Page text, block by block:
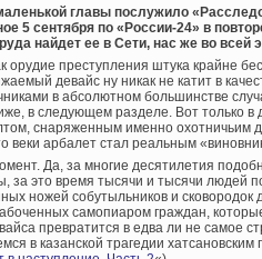
главы послужило
5 сентября по «России-24» в
найдет ее в Сети, нас же во всей
орудие преступления штука крайне
девайс ну никак не катит в
в абсолютном большинстве
в следующем разделе. Вот только
снаряженным именно охотничьим
веки арбалет стал реальным
Да, за многие десятилетия
за это время тысячи и тысячи людей
ножей собутыльников и сковородок
самопиаром граждан,
превратится в едва ли не самое
в казанской трагедии